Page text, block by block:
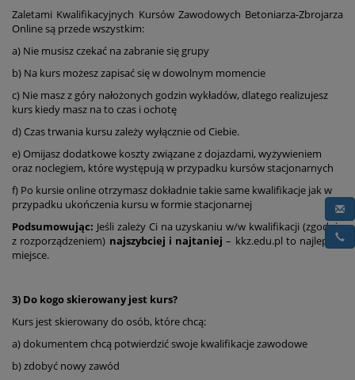
Zaletami Kwalifikacyjnych Kursów Zawodowych Betoniarza-Zbrojarza
Online są przede wszystkim:
a) Nie musisz czekać na zabranie się grupy
b) Na kurs możesz zapisać się w dowolnym momencie
c) Nie masz z góry nałożonych godzin wykładów, dlatego realizujesz
kurs kiedy masz na to czas i ochotę
d) Czas trwania kursu zależy wyłącznie od Ciebie.
e) Omijasz dodatkowe koszty związane z dojazdami, wyżywieniem
oraz noclegiem, które występują w przypadku kursów stacjonarnych
f) Po kursie online otrzymasz dokładnie takie same kwalifikacje jak w
przypadku ukończenia kursu w formie stacjonarnej
Podsumowując: Jeśli zależy Ci na uzyskaniu w/w kwalifikacji (zgodnie
z rozporządzeniem) najszybciej i najtaniej – kkz.edu.pl to najlepsze
miejsce.
3) Do kogo skierowany jest kurs?
Kurs jest skierowany do osób, które chcą:
a) dokumentem chcą potwierdzić swoje kwalifikacje zawodowe
b) zdobyć nowy zawód